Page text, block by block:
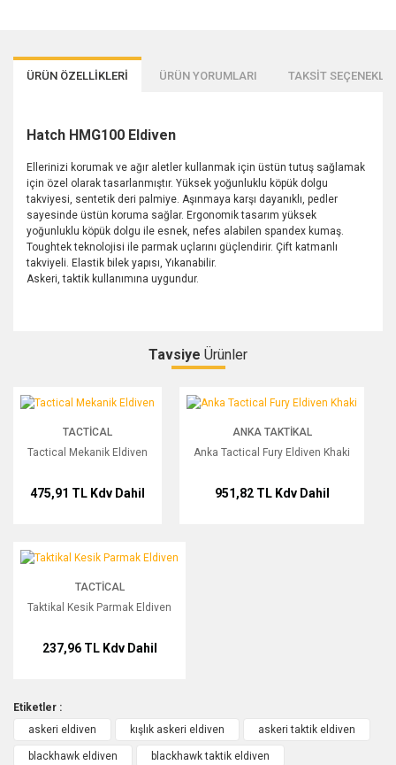
ÜRÜN ÖZELLİKLERİ ÜRÜN YORUMLARI TAKSİT
Hatch HMG100 Eldiven
Ellerinizi korumak ve ağır aletler kullanmak için üstün tutuş sağlamak
için özel olarak tasarlanmıştır. Yüksek yoğunluklu köpük dolgu
takviyesi, sentetik deri palmiye. Aşınmaya karşı dayanıklı, pedler
sayesinde üstün koruma sağlar. Ergonomik tasarım yüksek
yoğunluklu köpük dolgu ile esnek, nefes alabilen spandex kumaş.
Toughtek teknolojisi ile parmak uçlarını güçlendirir. Çift katmanlı
takviyeli. Elastik bilek yapısı, Yıkanabilir.
Askeri, taktik kullanımına uygundur.
Bu ürüne ilk yorumu siz yapın!
Yorum Yaz
Tavsiye Ürünler
Tactical Mekanik Eldiven
TACTICAL
Tactical Mekanik Eldiven
475,91 TL Kdv Dahil
Anka Tactical Fury Eldiven Khaki
ANKA TAKTIKAL
Anka Tactical Fury Eldiven Khaki
951,82 TL Kdv Dahil
Taktikal Kesik Parmak Eldiven
TACTICAL
Taktikal Kesik Parmak Eldiven
237,96 TL Kdv Dahil
Etiketler :
askeri eldiven
kışlık askeri eldiven askeri taktik eldiven
blackhawk eldiven blackhawk taktik eldiven